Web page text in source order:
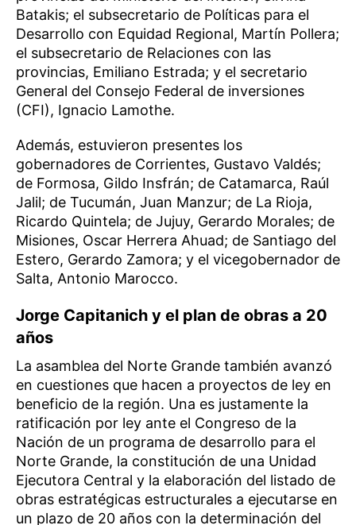
Batakis; el subsecretario de Políticas para el
Desarrollo con Equidad Regional, Martín Pollera;
el subsecretario de Relaciones con las
provincias, Emiliano Estrada; y el secretario
General del Consejo Federal de inversiones
(CFI), Ignacio Lamothe.
Además, estuvieron presentes los
gobernadores de Corrientes, Gustavo Valdés;
de Formosa, Gildo Insfrán; de Catamarca, Raúl
Jalil; de Tucumán, Juan Manzur; de La Rioja,
Ricardo Quintela; de Jujuy, Gerardo Morales; de
Misiones, Oscar Herrera Ahuad; de Santiago del
Estero, Gerardo Zamora; y el vicegobernador de
Salta, Antonio Marocco.
Jorge Capitanich y el plan de obras a 20
años
La asamblea del Norte Grande también avanzó
en cuestiones que hacen a proyectos de ley en
beneficio de la región. Una es justamente la
ratificación por ley ante el Congreso de la
Nación de un programa de desarrollo para el
Norte Grande, la constitución de una Unidad
Ejecutora Central y la elaboración del listado de
obras estratégicas estructurales a ejecutarse en
un plazo de 20 años con la determinación del